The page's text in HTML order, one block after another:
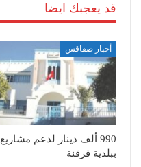
قد يعجبك ايضا
أخبار صفاقس
990 ألف دينار لدعم مشاريع
ببلدية قرقنة